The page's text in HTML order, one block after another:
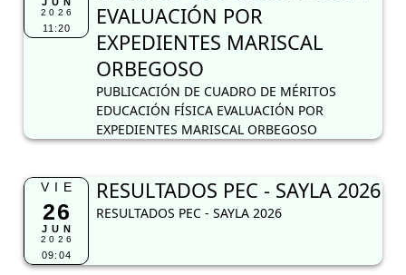
2026
11:20
EVALUACIÓN POR
EXPEDIENTES MARISCAL
ORBEGOSO
PUBLICACIÓN DE CUADRO DE MÉRITOS
EDUCACIÓN FÍSICA EVALUACIÓN POR
EXPEDIENTES MARISCAL ORBEGOSO
VIE
26
JUN
2026
09:04
RESULTADOS PEC - SAYLA 2026
RESULTADOS PEC - SAYLA 2026